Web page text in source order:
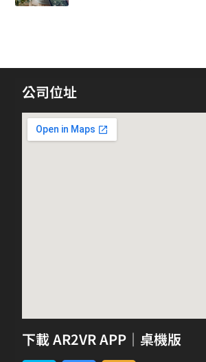
公司位址
下載 AR2VR APP｜桌機版